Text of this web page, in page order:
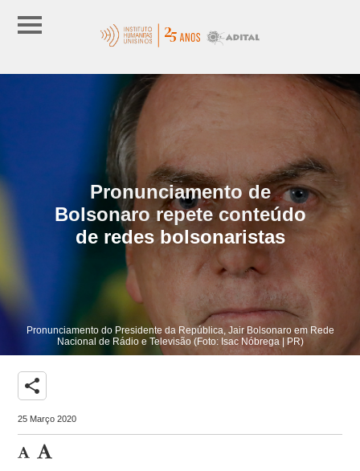
Pronunciamento de
Bolsonaro repete conteúdo
de redes bolsonaristas
Pronunciamento do Presidente da República, Jair Bolsonaro em Rede
Nacional de Rádio e Televisão (Foto: Isac Nóbrega | PR)
share
25 Março 2020